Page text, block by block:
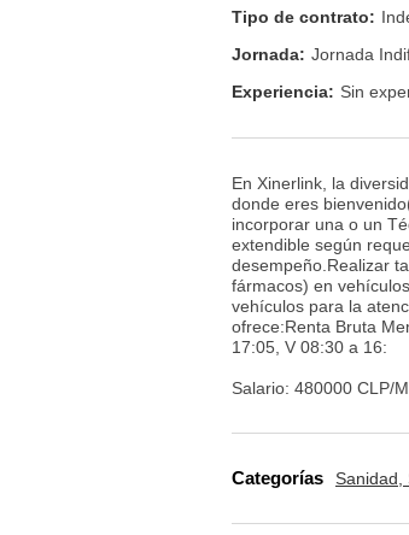
Tipo de contrato:
Jornada: Jornada
Experiencia: Sin
En Xinerlink, la
donde eres
incorporar una o un
extendible según
desempeño.Realizar
fármacos) en
vehículos para la
ofrece:Renta Bruta
17:05, V 08:30 a 16:
Salario: 480000 CLP/
Categorías Sanidad,